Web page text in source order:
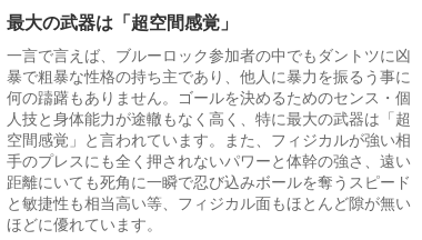
最大の武器は「超空間感覚」
一言で言えば、ブルーロック参加者の中でもダントツに凶
暴で粗暴な性格の持ち主であり、他人に暴力を振るう事に
何の躊躇もありません。ゴールを決めるためのセンス・個
人技と身体能力が途轍もなく高く、特に最大の武器は「超
空間感覚」と言われています。また、フィジカルが強い相
手のプレスにも全く押されないパワーと体幹の強さ、遠い
距離にいても死角に一瞬で忍び込みボールを奪うスピード
と敏捷性も相当高い等、フィジカル面もほとんど隙が無い
ほどに優れています。